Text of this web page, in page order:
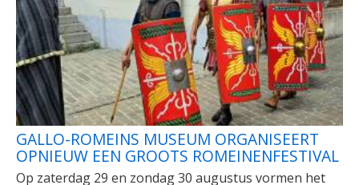
GALLO-ROMEINS MUSEUM ORGANISEERT
OPNIEUW EEN GROOTS ROMEINENFESTIVAL
Op zaterdag 29 en zondag 30 augustus vormen het